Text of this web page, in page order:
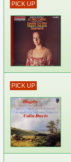
PICK UP
PICK UP